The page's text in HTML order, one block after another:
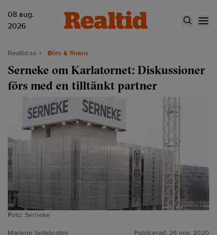
08 aug.
2026
Realtid.se Börs & finans
Serneke om Karlatornet: Diskussioner
förs med en tilltänkt partner
Foto: Serneke
Marlene Sellebraten Publicerad: 26 nov. 2020